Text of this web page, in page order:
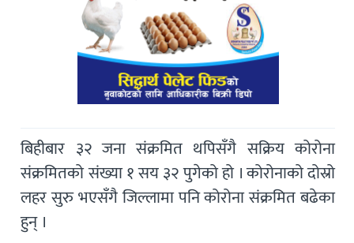
बिहीबार ३२ जना संक्रमित थपिसँगै सक्रिय कोरोना
संक्रमितको संख्या १ सय ३२ पुगेको हो । कोरोनाको दोस्रो
लहर सुरु भएसँगै जिल्लामा पनि कोरोना संक्रमित बढेका
हुन् ।